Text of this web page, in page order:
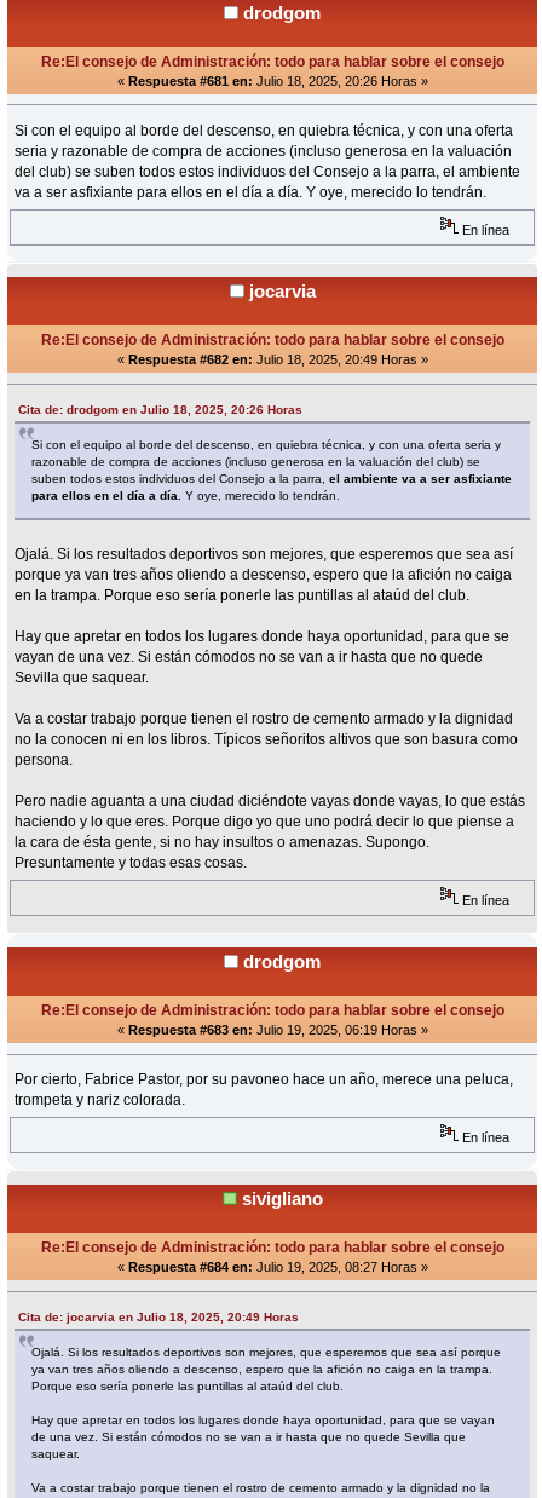
drodgom
Re:El consejo de Administración: todo para hablar sobre el consejo
« Respuesta #681 en: Julio 18, 2025, 20:26 Horas »
Si con el equipo al borde del descenso, en quiebra técnica, y con una oferta
seria y razonable de compra de acciones (incluso generosa en la valuación
del club) se suben todos estos individuos del Consejo a la parra, el ambiente
va a ser asfixiante para ellos en el día a día. Y oye, merecido lo tendrán.
En línea
jocarvia
Re:El consejo de Administración: todo para hablar sobre el consejo
« Respuesta #682 en: Julio 18, 2025, 20:49 Horas »
Cita de: drodgom en Julio 18, 2025, 20:26 Horas
Si con el equipo al borde del descenso, en quiebra técnica, y con una oferta seria y
razonable de compra de acciones (incluso generosa en la valuación del club) se
suben todos estos individuos del Consejo a la parra,el ambiente va a ser asfixiante
para ellos en el día a día.
Y oye, merecido lo tendrán.
Ojalá. Si los resultados deportivos son mejores, que esperemos que sea así
porque ya van tres años oliendo a descenso, espero que la afición no caiga
en la trampa. Porque eso sería ponerle las puntillas al ataúd del club.
Hay que apretar en todos los lugares donde haya oportunidad, para que se
vayan de una vez. Si están cómodos no se van a ir hasta que no quede
Sevilla que saquear.
Va a costar trabajo porque tienen el rostro de cemento armado y la dignidad
no la conocen ni en los libros. Típicos señoritos altivos que son basura como
persona.
Pero nadie aguanta a una ciudad diciéndote vayas donde vayas, lo que estás
haciendo y lo que eres. Porque digo yo que uno podrá decir lo que piense a
la cara de ésta gente, si no hay insultos o amenazas. Supongo.
Presuntamente y todas esas cosas.
En línea
drodgom
Re:El consejo de Administración: todo para hablar sobre el consejo
« Respuesta #683 en: Julio 19, 2025, 06:19 Horas »
Por cierto, Fabrice Pastor, por su pavoneo hace un año, merece una peluca,
trompeta y nariz colorada.
En línea
sivigliano
Re:El consejo de Administración: todo para hablar sobre el consejo
« Respuesta #684 en: Julio 19, 2025, 08:27 Horas »
Cita de: jocarvia en Julio 18, 2025, 20:49 Horas
Ojalá. Si los resultados deportivos son mejores, que esperemos que sea así porque
ya van tres años oliendo a descenso, espero que la afición no caiga en la trampa.
Porque eso sería ponerle las puntillas al ataúd del club.
Hay que apretar en todos los lugares donde haya oportunidad, para que se vayan
de una vez. Si están cómodos no se van a ir hasta que no quede Sevilla que
saquear.
Va a costar trabajo porque tienen el rostro de cemento armado y la dignidad no la